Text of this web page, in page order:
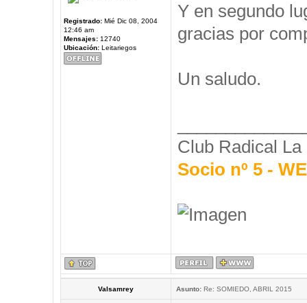
Registrado:Mié Dic 08, 2004
12:46 am
Mensajes:12740
Ubicación:Leitariegos
Y en segundo
gracias por
Un saludo.
Club Radical La
Socio nº 5 -
Valsamrey Asunto:Re: SOMIEDO, ABRIL 2015